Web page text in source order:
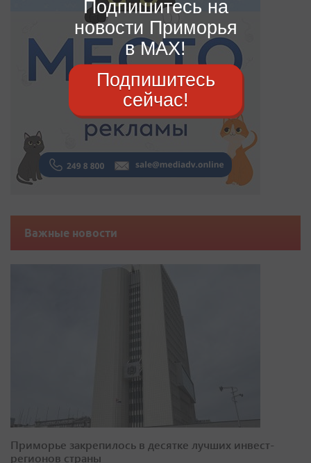
Важные новости
Приморье закрепилось в десятке лучших инвест-
регионов страны
Подпишитесь на
новости Приморья
в MAX!
Подпишитесь
сейчас!